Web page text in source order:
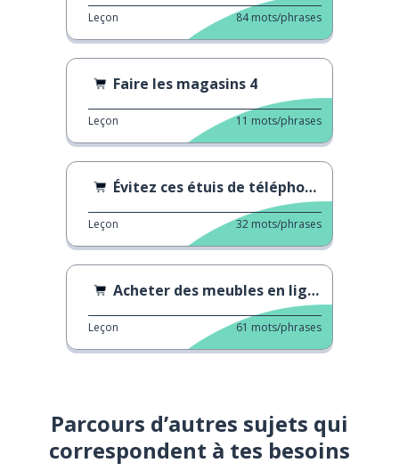
Leçon 84 mots/phrases
Faire les magasins 4
Leçon 11 mots/phrases
Évitez ces étuis de téléphone
Leçon 32 mots/phrases
Acheter des meubles en ligne
Leçon 61 mots/phrases
Parcours d’autres sujets qui
correspondent à tes besoins